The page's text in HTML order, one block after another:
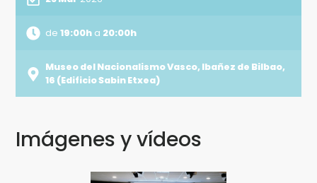
de 19:00ha 20:00h
Museo del Nacionalismo Vasco, Ibañez de Bilbao,
16 (Edificio Sabin Etxea)
Imágenes y vídeos